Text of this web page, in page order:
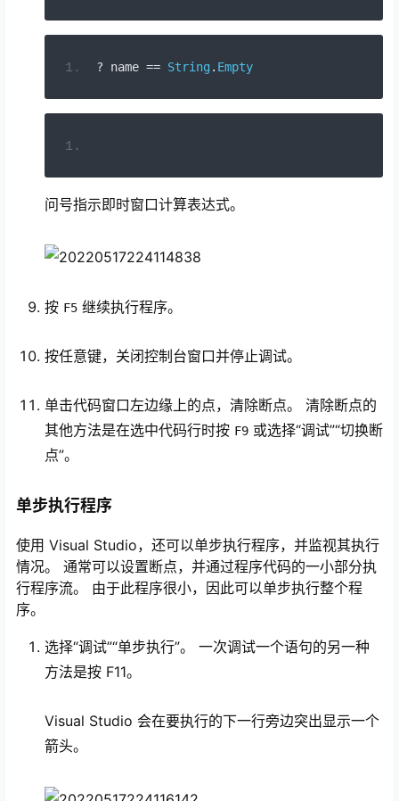
? name == String . Empty
问号指示即时窗口计算表达式。
按 F5 继续执行程序。
按任意键，关闭控制台窗口并停止调试。
单击代码窗口左边缘上的点，清除断点。 清除断点的
其他方法是在选中代码行时按 F9 或选择“调试”“切换断
点”。
单步执行程序
使用 Visual Studio，还可以单步执行程序，并监视其执行
情况。 通常可以设置断点，并通过程序代码的一小部分执
行程序流。 由于此程序很小，因此可以单步执行整个程
序。
选择“调试”“单步执行”。 一次调试一个语句的另一种
方法是按 F11。
Visual Studio 会在要执行的下一行旁边突出显示一个
箭头。